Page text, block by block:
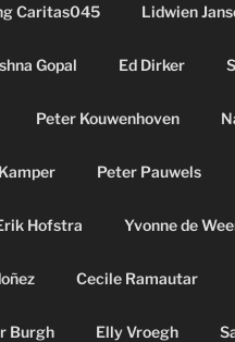
Caritas045 Lidwien
Gopal Ed Dirker
Peter Kouwenhoven
Peter Pauwels
Hofstra Yvonne de
Cecile Ramautar
Burgh Elly Vroegh